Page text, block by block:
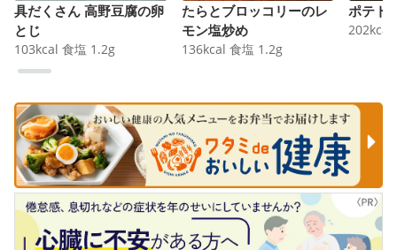
具だくさん 高野豆腐の卵
とじ
103kcal 食塩 1.2g
たらとブロッコリーのレ
モン塩炒め
136kcal 食塩 1.2g
ポテト
202kcal